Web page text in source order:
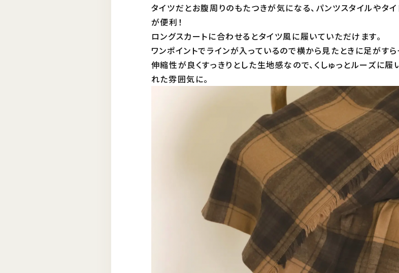
タイツだとお腹周りのもたつきが気になる、パンツスタイルやタ
が便利！
ロングスカートに合わせるとタイツ風に履いていただけます。
ワンポイントでラインが入っているので横から見たときに足がすら
伸縮性が良くすっきりとした生地感なので、くしゅっとルーズに
れた雰囲気に。